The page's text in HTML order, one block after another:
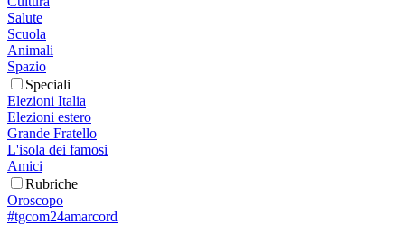
Salute
Scuola
Animali
Spazio
Speciali
Elezioni Italia
Elezioni estero
Grande Fratello
L'isola dei famosi
Amici
Rubriche
Oroscopo
#tgcom24amarcord